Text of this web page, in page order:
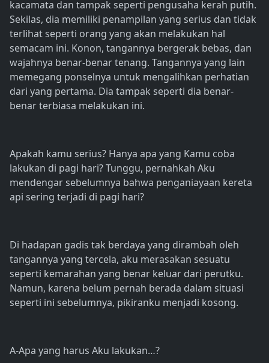
kacamata dan tampak seperti pengusaha kerah putih.
Sekilas, dia memiliki penampilan yang serius dan tidak
terlihat seperti orang yang akan melakukan hal
semacam ini. Konon, tangannya bergerak bebas, dan
wajahnya benar-benar tenang. Tangannya yang lain
memegang ponselnya untuk mengalihkan perhatian
dari yang pertama. Dia tampak seperti dia benar-
benar terbiasa melakukan ini.
Apakah kamu serius? Hanya apa yang Kamu coba
lakukan di pagi hari? Tunggu, pernahkah Aku
mendengar sebelumnya bahwa penganiayaan kereta
api sering terjadi di pagi hari?
Di hadapan gadis tak berdaya yang dirambah oleh
tangannya yang tercela, aku merasakan sesuatu
seperti kemarahan yang benar keluar dari perutku.
Namun, karena belum pernah berada dalam situasi
seperti ini sebelumnya, pikiranku menjadi kosong.
A-Apa yang harus Aku lakukan…?